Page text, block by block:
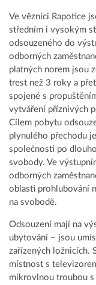
Ve věznici Rapotice
středním i vysokým
odsouzeného do
odborných
platných norem jsou
trest než 3 roky a
spojené s
vytváření příznivých
Cílem pobytu
plynulého přechodu
společnosti po
svobody. Ve
odborných
oblasti prohlubování
na svobodě.
Odsouzení mají na
ubytování – jsou
zařízených ložnicích.
místnost s
mikrovlnou troubou